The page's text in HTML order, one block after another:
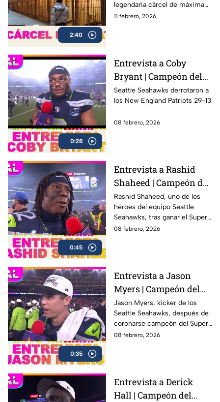
2:40
Super Bowl
legendaria cárcel de máxima
seguridad ubicada en San
11 febrero, 2026
0:28
Entrevista a Coby
Bryant | Campeón del
Super Bowl LX con los
Seahawks
Seattle Seahawks derrotaron a
los New England Patriots 29-13
08 febrero, 2026
0:45
Entrevista a Rashid
Shaheed | Campeón del
Super Bowl LX con los
Seahawks
Rashid Shaheed, uno de los
héroes del equipo Seattle
Seahawks, tras ganar el Super
Bowl LX con una victoria
08 febrero, 2026
0:35
Entrevista a Jason
Myers | Campeón del
Super Bowl LX con los
Seahawks
Jason Myers, kicker de los
Seattle Seahawks, después de
coronarse campeón del Super
Bowl LX .
08 febrero, 2026
Entrevista a Derick
Hall | Campeón del